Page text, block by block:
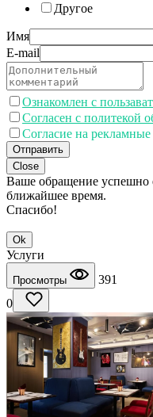
Другое
Имя
E-mail
Ознакомлен с
Согласен с политекой
Согласие на
Отправить
Close
Ваше обращение успешно
ближайшее время.
Спасибо!
Ok
Услуги
Просмотры
391
0